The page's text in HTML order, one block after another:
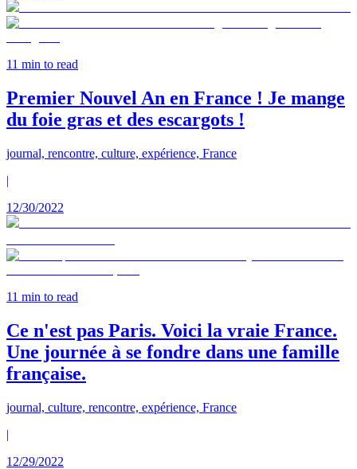
11 min to read
Premier Nouvel An en France ! Je mange
du foie gras et des escargots !
journal, rencontre, culture, expérience, France
|
12/30/2022
11 min to read
Ce n'est pas Paris. Voici la vraie France.
Une journée à se fondre dans une famille
française.
journal, culture, rencontre, expérience, France
|
12/29/2022